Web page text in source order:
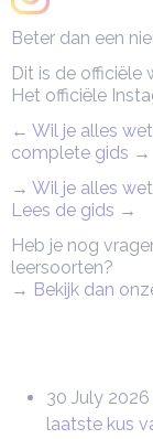
Beter dan een
Dit is de officiële
Het officiële
← Wil je alles
complete gids →
→ Wil je alles
Lees de gids →
Heb je nog
leersoorten?
→ Bekijk dan
30 July 2026
laatste kus